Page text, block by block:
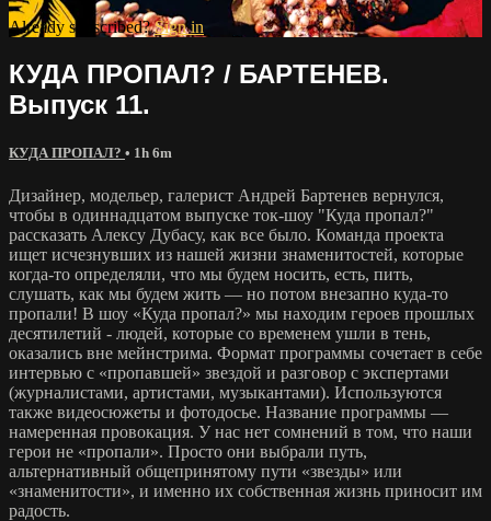
Already subscribed?Sign in
КУДА ПРОПАЛ? / БАРТЕНЕВ.
Выпуск 11.
КУДА ПРОПАЛ? • 1h 6m
Дизайнер, модельер, галерист Андрей Бартенев вернулся,
чтобы в одиннадцатом выпуске ток-шоу "Куда пропал?"
рассказать Алексу Дубасу, как все было. Команда проекта
ищет исчезнувших из нашей жизни знаменитостей, которые
когда-то определяли, что мы будем носить, есть, пить,
слушать, как мы будем жить — но потом внезапно куда-то
пропали! В шоу «Куда пропал?» мы находим героев прошлых
десятилетий - людей, которые со временем ушли в тень,
оказались вне мейнстрима. Формат программы сочетает в себе
интервью с «пропавшей» звездой и разговор с экспертами
(журналистами, артистами, музыкантами). Используются
также видеосюжеты и фотодосье. Название программы —
намеренная провокация. У нас нет сомнений в том, что наши
герои не «пропали». Просто они выбрали путь,
альтернативный общепринятому пути «звезды» или
«знаменитости», и именно их собственная жизнь приносит им
радость.